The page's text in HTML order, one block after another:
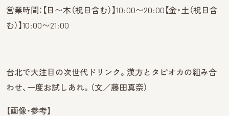
営業時間：【日〜木（祝日含む）】10:00〜20:00【金・土（祝日含
む）】10:00〜21:00
台北で大注目の次世代ドリンク。漢方とタピオカの組み合
わせ、一度お試しあれ。（文／藤田真奈）
【画像・参考】